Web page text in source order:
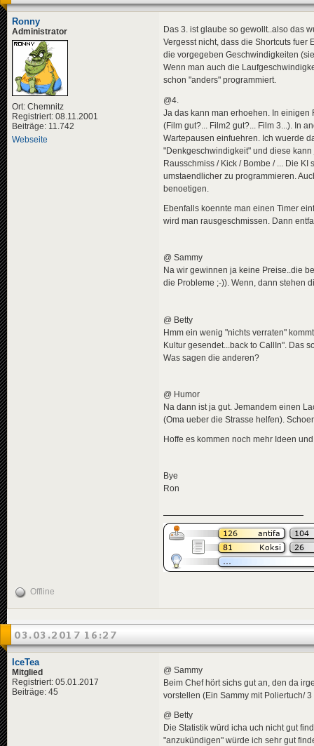
Ronny
Administrator
Ort: Chemnitz
Registriert: 08.11.2001
Beiträge: 11.742
Webseite
Das 3. ist glaube so gewollt..also das
Vergesst nicht, dass die Shortcuts
die vorgegeben Geschwindigkeiten
Wenn man auch die
schon "anders" programmiert.
@4.
Ja das kann man erhoehen. In einigen
(Film gut?... Film2 gut?... Film 3...). In
Wartepausen einfuehren. Ich wuerde
"Denkgeschwindigkeit" und diese
Rausschmiss / Kick / Bombe / ... Die
umstaendlicher zu programmieren.
benoetigen.
Ebenfalls koennte man einen Timer
wird man rausgeschmissen. Dann
@ Sammy
Na wir gewinnen ja keine Preise..die
die Probleme ;-)). Wenn, dann stehen
@ Betty
Hmm ein wenig "nichts verraten"
Kultur gesendet...back to CallIn". Das
Was sagen die anderen?
@ Humor
Na dann ist ja gut. Jemandem einen
(Oma ueber die Strasse helfen).
Hoffe es kommen noch mehr Ideen
Bye
Ron
Offline
03.03.2017 16:27
IceTea
Mitglied
Registriert: 05.01.2017
Beiträge: 45
@ Sammy
Beim Chef hört sichs gut an, den da
vorstellen (Ein Sammy mit Poliertuch/
@ Betty
Die Statistik würd icha uch nicht gut
"anzukündigen" würde ich sehr gut